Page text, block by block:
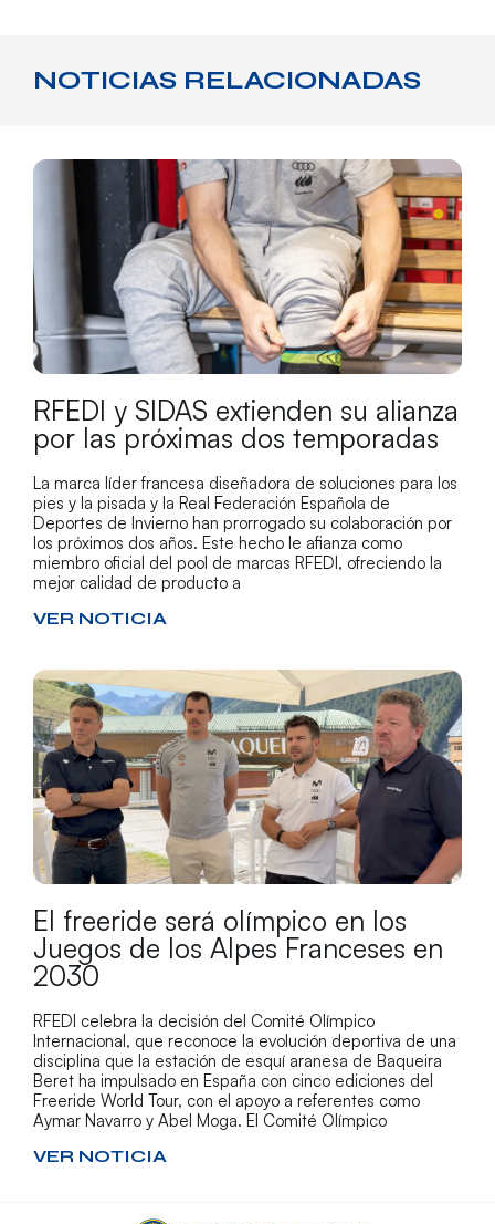
NOTICIAS RELACIONADAS
RFEDI y SIDAS extienden su alianza
por las próximas dos temporadas
La marca líder francesa diseñadora de soluciones para los
pies y la pisada y la Real Federación Española de
Deportes de Invierno han prorrogado su colaboración por
los próximos dos años. Este hecho le afianza como
miembro oficial del pool de marcas RFEDI, ofreciendo la
mejor calidad de producto a
VER NOTICIA
El freeride será olímpico en los
Juegos de los Alpes Franceses en
2030
RFEDI celebra la decisión del Comité Olímpico
Internacional, que reconoce la evolución deportiva de una
disciplina que la estación de esquí aranesa de Baqueira
Beret ha impulsado en España con cinco ediciones del
Freeride World Tour, con el apoyo a referentes como
Aymar Navarro y Abel Moga. El Comité Olímpico
VER NOTICIA